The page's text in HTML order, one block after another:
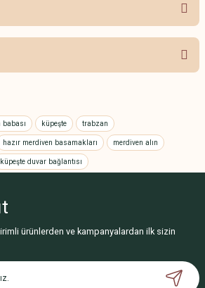
ilk yorumu siz yapın!
öneri formunu kullanarak tarafımıza
teşekkür ederiz.
bozuk veya görüntülenemiyor.
bulunuyor.
daha pahalı.
alternatifler olmalı.
babası küpeşte trabzan
hazır merdiven basamakları merdiven alın
küpeşte duvar bağlantısı
ürünlerden ve kampanyalardan ilk sizin